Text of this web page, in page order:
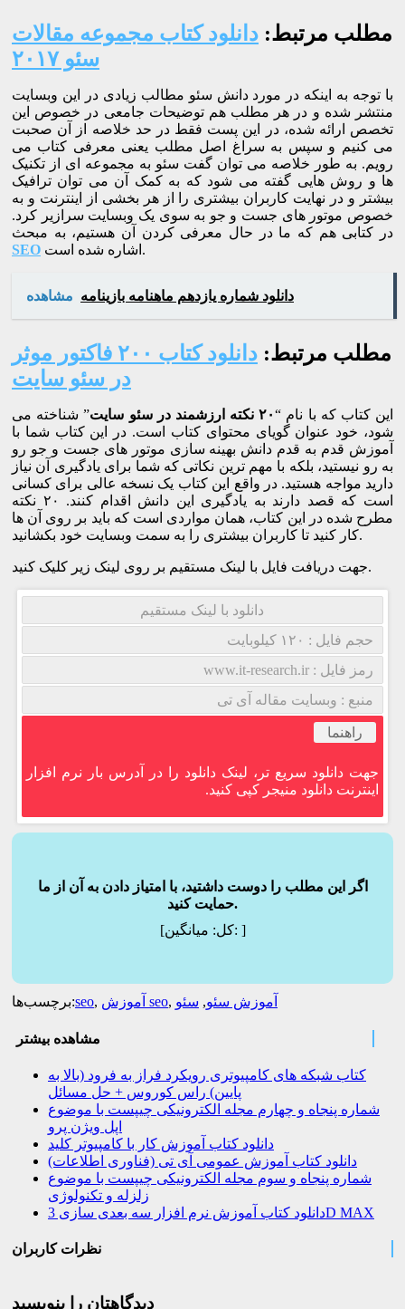
مطلب مرتبط: دانلود کتاب مجموعه مقالات
سئو ۲۰۱۷
با توجه به اینکه در مورد دانش سئو مطالب زیادی در این وبسایت
منتشر شده و در هر مطلب هم توضیحات جامعی در خصوص این
تخصص ارائه شده، در این پست فقط در حد خلاصه از آن صحبت
می کنیم و سپس به سراغ اصل مطلب یعنی معرفی کتاب می
رویم. به طور خلاصه می توان گفت سئو به مجموعه ای از تکنیک
ها و روش هایی گفته می شود که به کمک آن می توان ترافیک
بیشتر و در نهایت کاربران بیشتری را از هر بخشی از اینترنت و به
خصوص موتور های جست و جو به سوی یک وبسایت سرازیر کرد.
در کتابی هم که ما در حال معرفی کردن آن هستیم، به مبحث
SEO
اشاره شده است.
مشاهده دانلود شماره یازدهم ماهنامه بازینامه
مطلب مرتبط:
دانلود کتاب ۲۰۰ فاکتور موثر
در سئو سایت
این کتاب که با نام “۲۰ نکته ارزشمند در سئو سایت
” شناخته می
شود، خود عنوان گویای محتوای کتاب است. در این کتاب شما با
آموزش قدم به قدم دانش بهینه سازی موتور های جست و جو رو
به رو نیستید، بلکه با مهم ترین نکاتی که شما برای یادگیری آن نیاز
دارید مواجه هستید. در واقع این کتاب یک نسخه عالی برای کسانی
است که قصد دارند به یادگیری این دانش اقدام کنند. ۲۰ نکته
مطرح شده در این کتاب، همان مواردی است که باید بر روی آن ها
کار کنید تا کاربران بیشتری را به سمت وبسایت خود بکشانید.
جهت دریافت فایل با لینک مستقیم بر روی لینک زیر کلیک کنید.
دانلود با لینک مستقیم
حجم فایل : ۱۲۰ کیلوبایت
رمز فایل : www.it-research.ir
منبع : وبسایت مقاله آی تی
راهنما
جهت دانلود سریع تر، لینک دانلود را در آدرس بار نرم افزار
اینترنت دانلود منیجر کپی کنید.
اگر این مطلب را دوست داشتید، با امتیاز دادن به آن از ما
حمایت کنید.
[کل:میانگین: ]
برچسب‌ها:seo, آموزش seo, آموزش سئو, سئو
مشاهده بیشتر
کتاب شبکه های کامپیوتری رویکرد فراز به فرود (بالا به
پایین) راس کوروس + حل مسائل
شماره پنجاه و چهارم مجله الکترونیکی چیپست با موضوع
اپل ویژن پرو
دانلود کتاب آموزش کار با کامپیوتر کلید
دانلود کتاب آموزش عمومی آی تی (فناوری اطلاعات)
شماره پنجاه و سوم مجله الکترونیکی چیپست با موضوع
زلزله و تکنولوژی
دانلود کتاب آموزش نرم افزار سه بعدی سازی 3D MAX
نظرات کاربران
دیدگاهتان را بنویسید